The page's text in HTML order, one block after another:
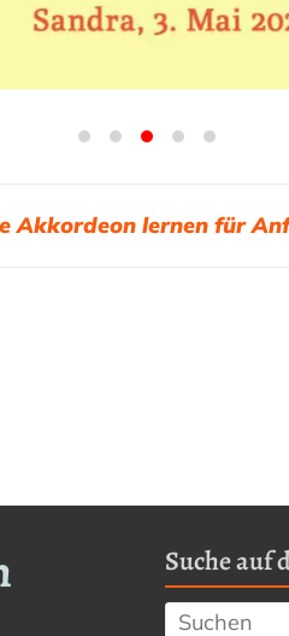
Akkordeon lernen für
Suche auf